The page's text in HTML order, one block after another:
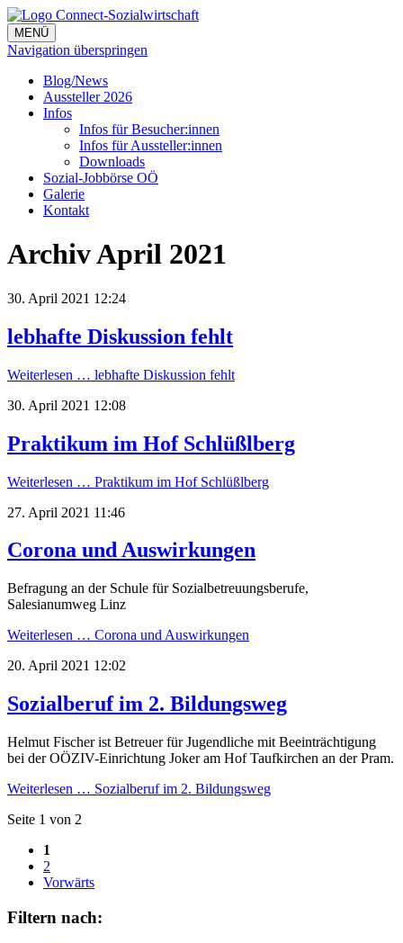
MENÜ
Navigation überspringen
Blog/News
Aussteller 2026
Infos
Infos für Besucher:innen
Infos für Aussteller:innen
Downloads
Sozial-Jobbörse OÖ
Galerie
Kontakt
Archiv April 2021
30. April 2021 12:24
lebhafte Diskussion fehlt
Weiterlesen … lebhafte Diskussion fehlt
30. April 2021 12:08
Praktikum im Hof Schlüßlberg
Weiterlesen … Praktikum im Hof Schlüßlberg
27. April 2021 11:46
Corona und Auswirkungen
Befragung an der Schule für Sozialbetreuungsberufe,
Salesianumweg Linz
Weiterlesen … Corona und Auswirkungen
20. April 2021 12:02
Sozialberuf im 2. Bildungsweg
Helmut Fischer ist Betreuer für Jugendliche mit Beeinträchtigung
bei der OÖZIV-Einrichtung Joker am Hof Taufkirchen an der Pram.
Weiterlesen … Sozialberuf im 2. Bildungsweg
Seite 1 von 2
1
2
Vorwärts
Filtern nach: